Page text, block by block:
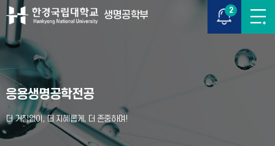
생명공학부 2
응용생명공학전공